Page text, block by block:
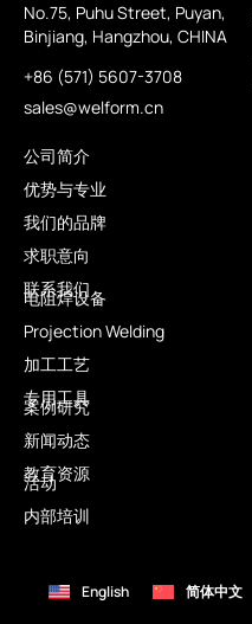
No.75, Puhu Street, Puyan,
Binjiang, Hangzhou, CHINA
+86 (571) 5607-3708
sales@welform.cn
公司简介
优势与专业
我们的品牌
求职意向
联系我们
电阻焊设备
Projection Welding
加工工艺
专用工具
案例研究
新闻动态
教育资源
活动
内部培训
English 简体中文